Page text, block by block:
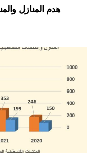
هدم المنازل